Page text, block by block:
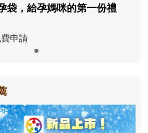
袋，給孕媽咪的第一份禮
申請